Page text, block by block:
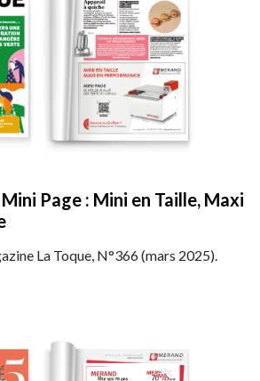
Page : Mini en Taille, Maxi
La Toque, N°366 (mars 2025).